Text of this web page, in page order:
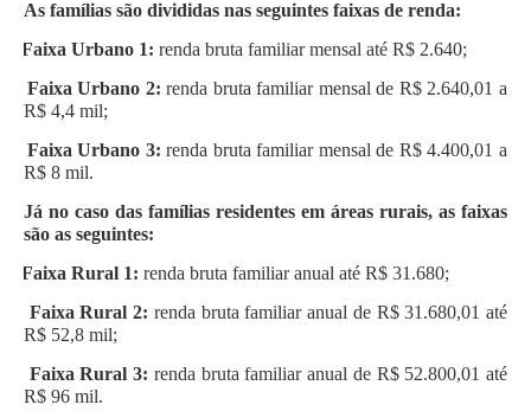
As famílias são divididas nas seguintes faixas de renda:
Faixa Urbano 1: renda bruta familiar mensal até R$ 2.640;
Faixa Urbano 2: renda bruta familiar mensal de R$ 2.640,01 a
R$ 4,4 mil;
Faixa Urbano 3: renda bruta familiar mensal de R$ 4.400,01 a
R$ 8 mil.
Já no caso das famílias residentes em áreas rurais, as faixas
são as seguintes:
Faixa Rural 1: renda bruta familiar anual até R$ 31.680;
Faixa Rural 2: renda bruta familiar anual de R$ 31.680,01 até
R$ 52,8 mil;
Faixa Rural 3: renda bruta familiar anual de R$ 52.800,01 até
R$ 96 mil.